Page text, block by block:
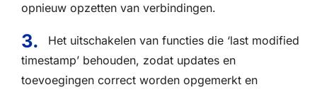
opnieuw opzetten van verbindingen.
Het uitschakelen van functies die ‘last modified
timestamp’ behouden, zodat updates en
toevoegingen correct worden opgemerkt en